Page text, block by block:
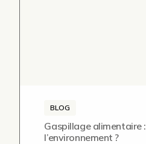
BLOG
Gaspillage alimentaire
l’environnement ?